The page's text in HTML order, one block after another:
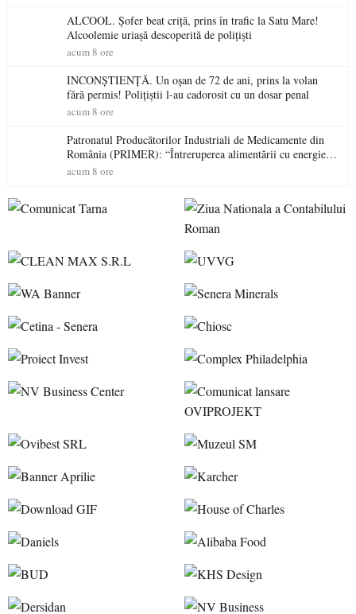
ALCOOL. Șofer beat criță, prins în trafic la Satu Mare!
Alcoolemie uriașă descoperită de polițiști
acum 8 ore
INCONȘTIENȚĂ. Un oșan de 72 de ani, prins la volan
fără permis! Polițiștii l-au cadorosit cu un dosar penal
acum 8 ore
Patronatul Producătorilor Industriali de Medicamente din
România (PRIMER): “Întreruperea alimentării cu energie
electrică a fabricilor de medicamente va pune în pericol
acum 8 ore